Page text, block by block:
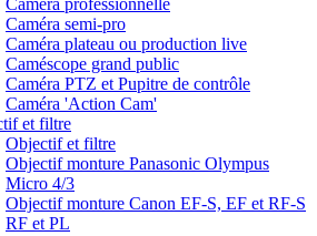
Caméra professionnelle
Caméra semi-pro
Caméra plateau ou production live
Caméscope grand public
Caméra PTZ et Pupitre de contrôle
Caméra 'Action Cam'
et filtre
Objectif et filtre
Objectif monture Panasonic Olympus
Micro 4/3
Objectif monture Canon EF-S, EF et RF-S
RF et PL